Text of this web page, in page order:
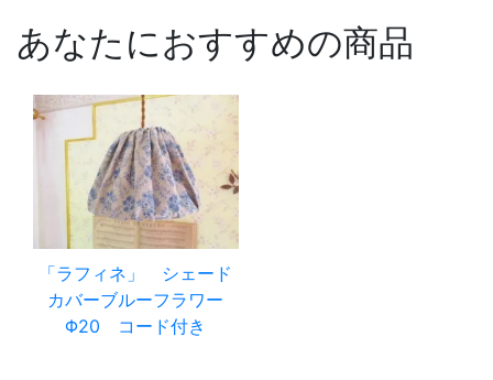
あなたにおすすめの商品
「ラフィネ」 シェード
カバーブルーフラワー
Φ20 コード付き